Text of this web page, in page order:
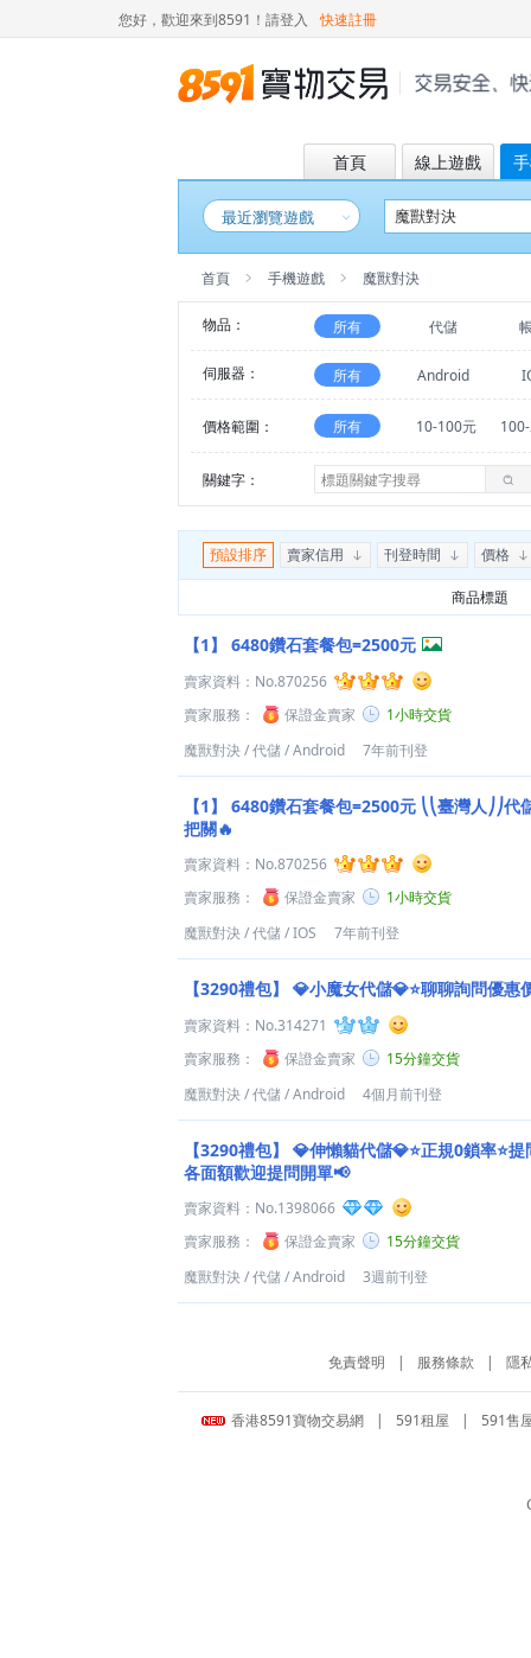
您好，歡迎來到8591！ 請登入 快速註冊
首頁 線上遊戲
最近瀏覽遊戲
首頁 手機遊戲 魔獸對決
物品： 所有 代儲
伺服器： 所有 Android
價格範圍： 所有 10-100元
關鍵字：
預設排序 賣家信用 刊登時間 價格
商品標題
【1】 6480鑽石套餐包=2500元
賣家資料： No.870256
賣家服務：
保證金賣家
1小時交貨
魔獸對決/代儲/Android 7年前刊登
【1】
6480鑽石套餐包=2500元 ⎝⎝臺灣人⎠⎠代
把關🔥
賣家資料： No.870256
賣家服務：
保證金賣家
1小時交貨
魔獸對決/代儲/IOS 7年前刊登
【3290禮包】 💎小魔女代儲💎⭐聊聊詢問優惠
賣家資料： No.314271
賣家服務：
保證金賣家
15分鐘交貨
魔獸對決/代儲/Android 4個月前刊登
【3290禮包】
💎伸懶貓代儲💎⭐正規0鎖率⭐
各面額歡迎提問開單📢
賣家資料： No.1398066
賣家服務：
保證金賣家
15分鐘交貨
魔獸對決/代儲/Android 3週前刊登
免責聲明 | 服務條款 | 隱
香港8591寶物交易網 | 591租屋 | 591售